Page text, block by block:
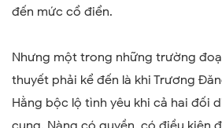
đến mức cổ điển.
Nhưng một trong những trường
thuyết phải kể đến là khi Trương
Hằng bộc lộ tình yêu khi cả hai đối